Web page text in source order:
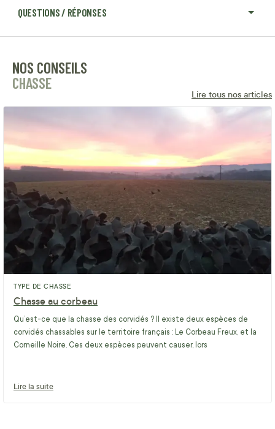
QUESTIONS / RÉPONSES
NOS CONSEILS
CHASSE
Lire tous nos articles
TYPE DE CHASSE
Chasse au corbeau
Qu’est-ce que la chasse des corvidés ? Il existe deux espèces de
corvidés chassables sur le territoire français : Le Corbeau Freux, et la
Corneille Noire. Ces deux espèces peuvent causer, lors
Lire la suite